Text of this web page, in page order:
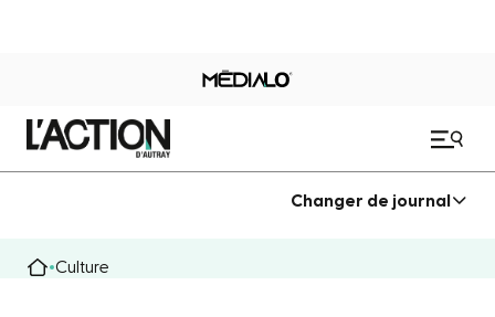
Changer de journal
Culture